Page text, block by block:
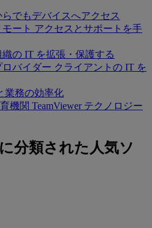
らでもデバイスへアクセス
モート アクセスとサポートを手
の IT を拡張・保護する
バイダー クライアントの IT を
業務の効率化
機関 TeamViewer テクノロジー
分類された人気ソ